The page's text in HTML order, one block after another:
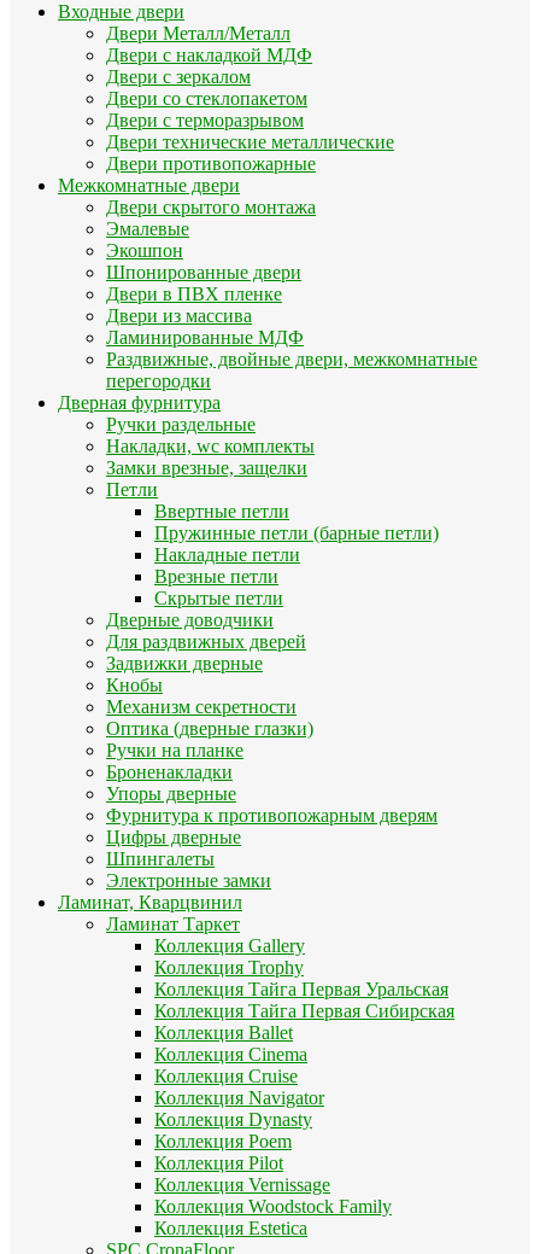
Входные двери
Двери Металл/Металл
Двери с накладкой МДФ
Двери с зеркалом
Двери со стеклопакетом
Двери с терморазрывом
Двери технические металлические
Двери противопожарные
Межкомнатные двери
Двери скрытого монтажа
Эмалевые
Экошпон
Шпонированные двери
Двери в ПВХ пленке
Двери из массива
Ламинированные МДФ
Раздвижные, двойные двери, межкомнатные
перегородки
Дверная фурнитура
Ручки раздельные
Накладки, wc комплекты
Замки врезные, защелки
Петли
Ввертные петли
Пружинные петли (барные петли)
Накладные петли
Врезные петли
Скрытые петли
Дверные доводчики
Для раздвижных дверей
Задвижки дверные
Кнобы
Механизм секретности
Оптика (дверные глазки)
Ручки на планке
Броненакладки
Упоры дверные
Фурнитура к противопожарным дверям
Цифры дверные
Шпингалеты
Электронные замки
Ламинат, Кварцвинил
Ламинат Таркет
Коллекция Gallery
Коллекция Trophy
Коллекция Тайга Первая Уральская
Коллекция Тайга Первая Сибирская
Коллекция Ballet
Коллекция Cinema
Коллекция Cruise
Коллекция Navigator
Коллекция Dynasty
Коллекция Poem
Коллекция Pilot
Коллекция Vernissage
Коллекция Woodstock Family
Коллекция Estetica
SPC CronaFloor